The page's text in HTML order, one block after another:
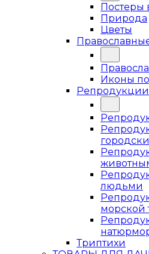
Постеры
Природа
Цветы
Иконы
Репродукции
людьми
морской
Триптихи